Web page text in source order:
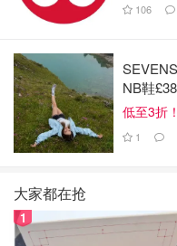
是透明的胶状质地，敷
别的感觉。
ChapStick唇膏
106
NB鞋£38
低至3折
1
大家都在抢
1